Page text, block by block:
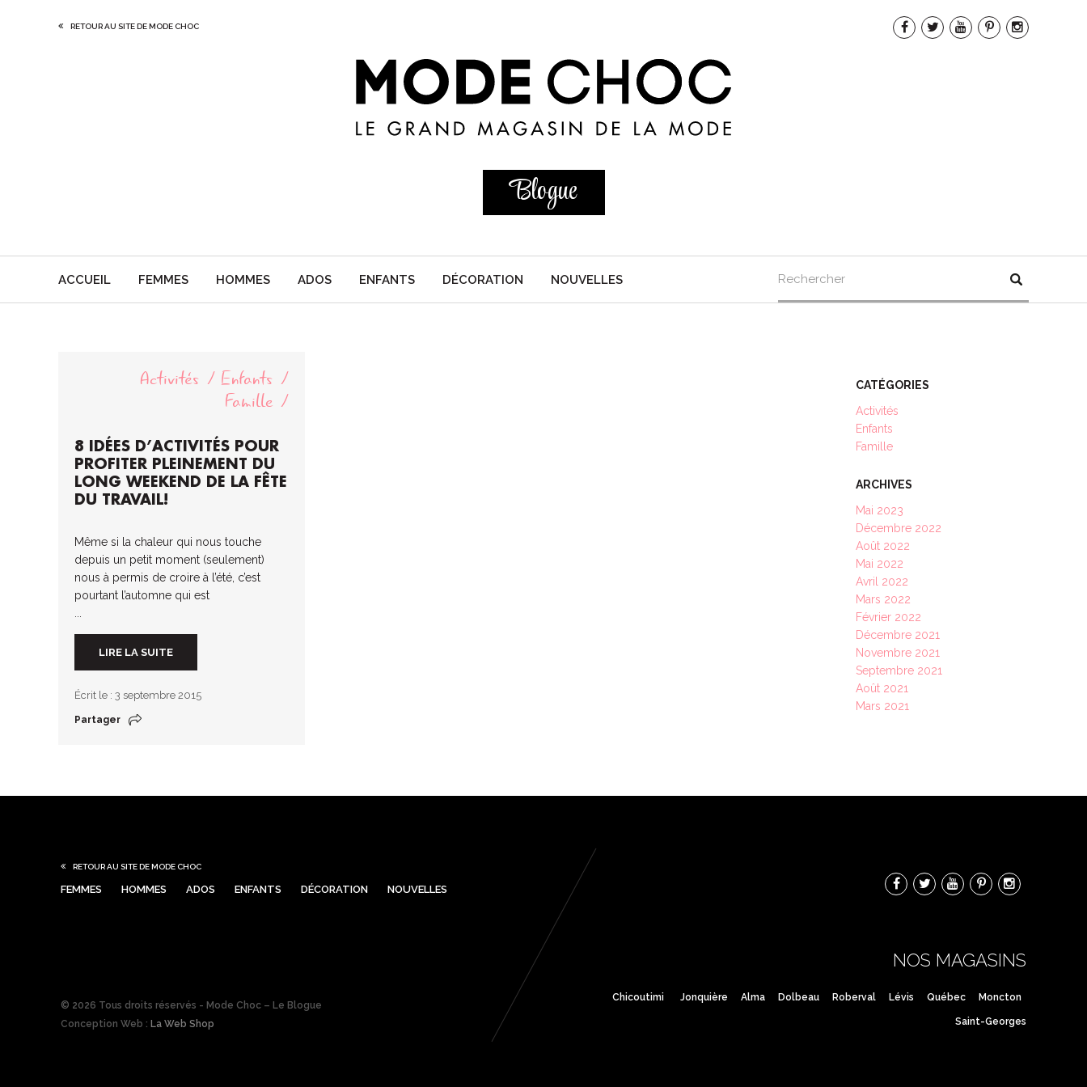
RETOUR AU SITE DE MODE CHOC
Blogue
ACCUEIL FEMMES HOMMES ADOS ENFANTS DÉCORATION NOUVELLES Rechercher
Activités
Enfants
Famille
8 IDÉES D’ACTIVITÉS POUR
PROFITER PLEINEMENT DU
LONG WEEKEND DE LA FÊTE
DU TRAVAIL!
Même si la chaleur qui nous touche
depuis un petit moment (seulement)
nous à permis de croire à l’été, c’est
pourtant l’automne qui est
LIRE LA SUITE
Écrit le : 3 septembre 2015
Partager
CATÉGORIES
Activités
Enfants
Famille
ARCHIVES
Mai 2023
Décembre 2022
Août 2022
Mai 2022
Avril 2022
Mars 2022
Février 2022
Décembre 2021
Novembre 2021
Septembre 2021
Août 2021
Mars 2021
RETOUR AU SITE DE MODE CHOC
FEMMES HOMMES ADOS ENFANTS DÉCORATION NOUVELLES
NOS MAGASINS
Chicoutimi Jonquière Alma Dolbeau Roberval Lévis Québec Moncton
Saint-Georges
© 2026 Tous droits réservés - Mode Choc – Le Blogue
Conception Web : La Web Shop